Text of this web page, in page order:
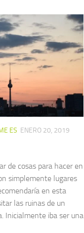
ES ENERO 20, 2019
de cosas para hacer en
simplemente lugares
en esta
las ruinas de un
Inicialmente iba ser una